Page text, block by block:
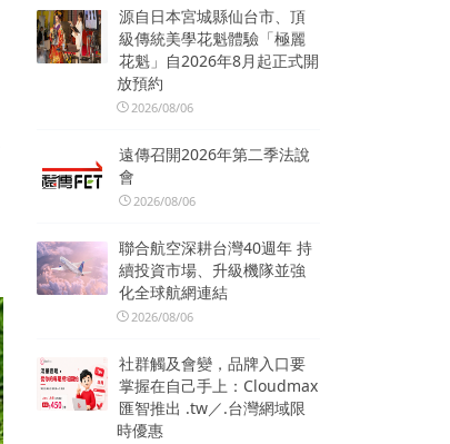
源自日本宮城縣仙台市、頂
級傳統美學花魁體驗「極麗
花魁」自2026年8月起正式開
放預約
2026/08/06
遠傳召開2026年第二季法說
會
2026/08/06
聯合航空深耕台灣40週年 持
續投資市場、升級機隊並強
化全球航網連結
2026/08/06
社群觸及會變，品牌入口要
掌握在自己手上：Cloudmax
匯智推出 .tw／.台灣網域限
時優惠